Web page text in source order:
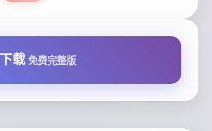
载 免费完整版